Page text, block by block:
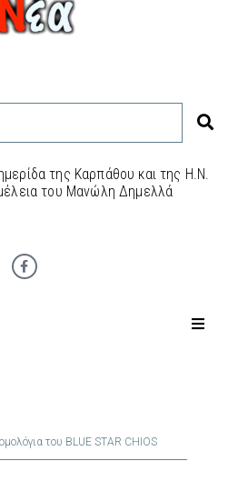
της Καρπάθου και της Η.Ν.
του Μανώλη Δημελλά
του BLUE STAR CHIOS